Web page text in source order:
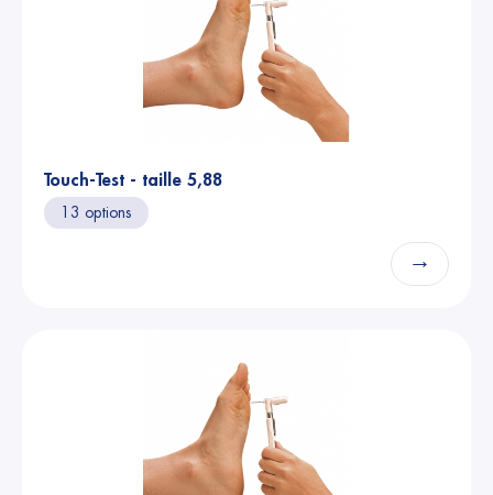
Touch-Test - taille 5,88
13 options
→